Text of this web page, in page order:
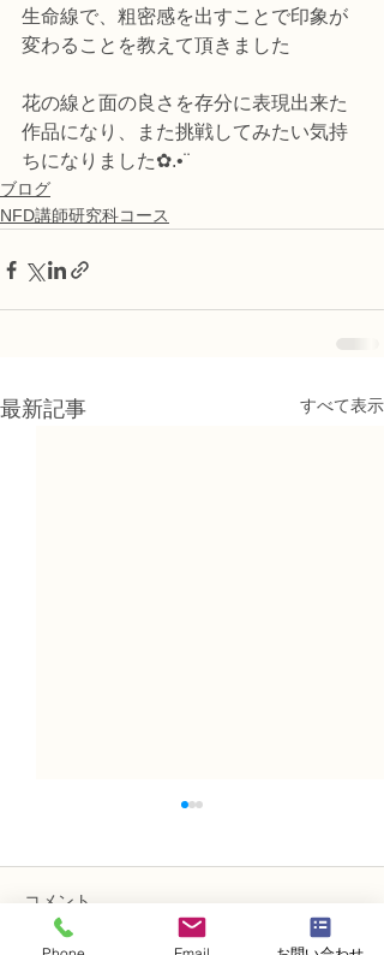
生命線で、粗密感を出すことで印象が
変わることを教えて頂きました
花の線と面の良さを存分に表現出来た
作品になり、また挑戦してみたい気持
ちになりました✿.•¨
ブログ
NFD講師研究科コース
最新記事 すべて表示
コメント